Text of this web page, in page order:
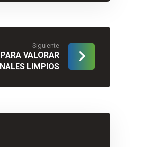
Siguiente
VALORAR
LIMPIOS